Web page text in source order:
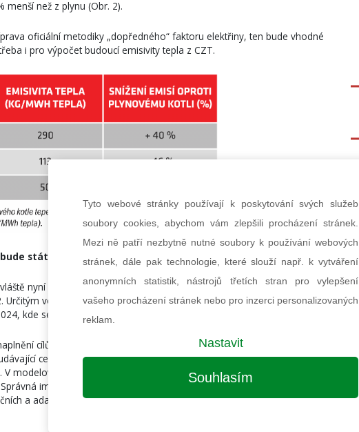
menší než z plynu (Obr. 2).
oficiální metodiky „dopředného“ faktoru elektřiny, ten bude vhodné
i pro výpočet budoucí emisivity tepla z CZT.
stát teplo z plynu?
nyní před volbami, kdy se politici všech stran předhánějí ve slibech,
Určitým vodítkem však může být národní klimaticko-energetický plán,
kde se hned v manažerském shrnutí uvádí:
cílů Vnitrostátního plánu jsou považována tato: (1) Celoevropský
cenový signál pro vypouštění uhlíku je základním tržním
modelovaném scénáři cena emisní povolenky stoupá během tří dekád
implementace tohoto celoevropského nástroje je tedy důležitá.
a adaptačních opatření umožňuje financovat přechod k emisní
Tyto webové stránky používají k poskytování svých služeb
soubory cookies, abychom vám zlepšili procházení stránek.
Mezi ně patří nezbytně nutné soubory k používání webových
stránek, dále pak technologie, které slouží např. k vytváření
anonymních statistik, nástrojů třetích stran pro vylepšení
vašeho procházení stránek nebo pro inzerci personalizovaných
reklam.
Nastavit
Souhlasím